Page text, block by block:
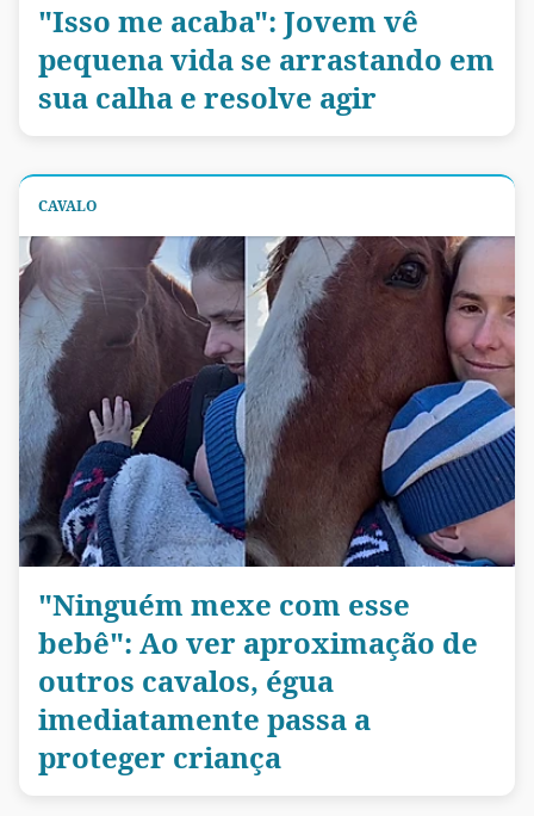
"Isso me acaba": Jovem vê
pequena vida se arrastando em
sua calha e resolve agir
CAVALO
"Ninguém mexe com esse
bebê": Ao ver aproximação de
outros cavalos, égua
imediatamente passa a
proteger criança